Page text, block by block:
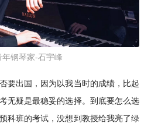
年钢琴家-石宇峰
要出国，因为以我当时的成绩，比起
无疑是最稳妥的选择。到底要怎么选
科班的考试，没想到教授给我亮了绿